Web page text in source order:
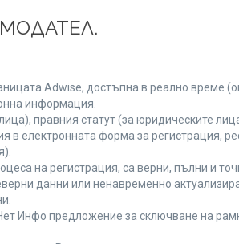
Adwise, достъпна в реално време
информация.
правния статут (за юридическите
електронната форма за регистрация,
на регистрация, са верни, пълни и
данни или ненавременно
Инфо предложение за сключване на